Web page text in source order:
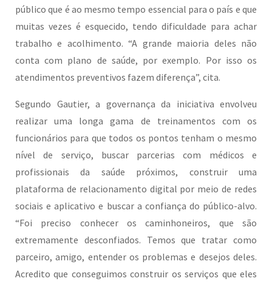
público que é ao mesmo tempo essencial para o país e que
muitas vezes é esquecido, tendo dificuldade para achar
trabalho e acolhimento. “A grande maioria deles não
conta com plano de saúde, por exemplo. Por isso os
atendimentos preventivos fazem diferença”, cita.
Segundo Gautier, a governança da iniciativa envolveu
realizar uma longa gama de treinamentos com os
funcionários para que todos os pontos tenham o mesmo
nível de serviço, buscar parcerias com médicos e
profissionais da saúde próximos, construir uma
plataforma de relacionamento digital por meio de redes
sociais e aplicativo e buscar a confiança do público-alvo.
“Foi preciso conhecer os caminhoneiros, que são
extremamente desconfiados. Temos que tratar como
parceiro, amigo, entender os problemas e desejos deles.
Acredito que conseguimos construir os serviços que eles